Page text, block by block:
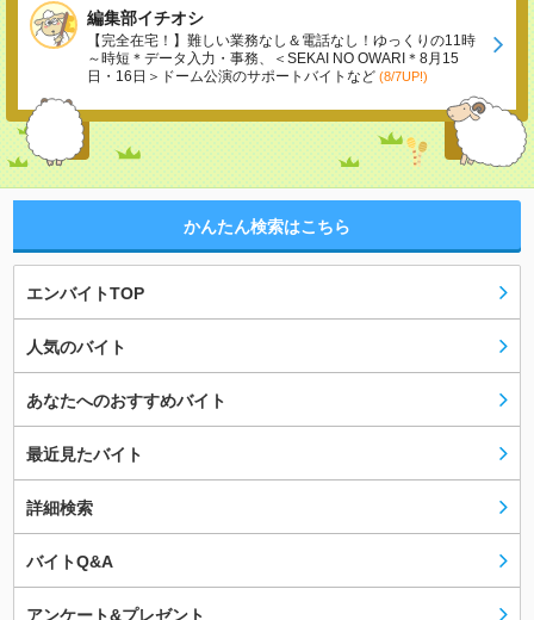
編集部イチオシ
【完全在宅！】難しい業務なし＆電話なし！ゆっくりの11時
～時短＊データ入力・事務、＜SEKAI NO OWARI＊8月15
日・16日＞ドーム公演のサポートバイトなど (8/7UP!)
かんたん検索はこちら
エンバイトTOP
人気のバイト
あなたへのおすすめバイト
最近見たバイト
詳細検索
バイトQ&A
アンケート&プレゼント